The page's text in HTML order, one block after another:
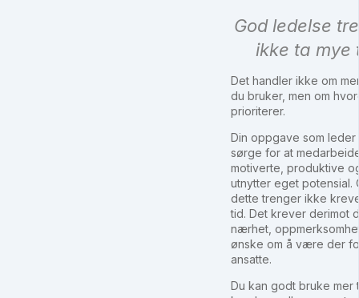
God ledelse
ikke ta mye
Det handler ikke om
du bruker, men om
prioriterer.
Din oppgave som leder
sørge for at
motiverte, produktive
utnytter eget potensial.
dette trenger ikke
tid. Det krever derimot
nærhet,
ønske om å være der
ansatte.
Du kan godt bruke mer